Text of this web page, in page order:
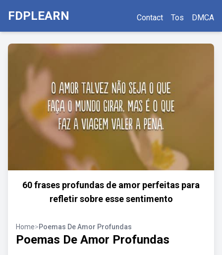
FDPLEARN Contact Tos DMCA
60 frases profundas de amor perfeitas para
refletir sobre esse sentimento
Home>Poemas De Amor Profundas
Poemas De Amor Profundas